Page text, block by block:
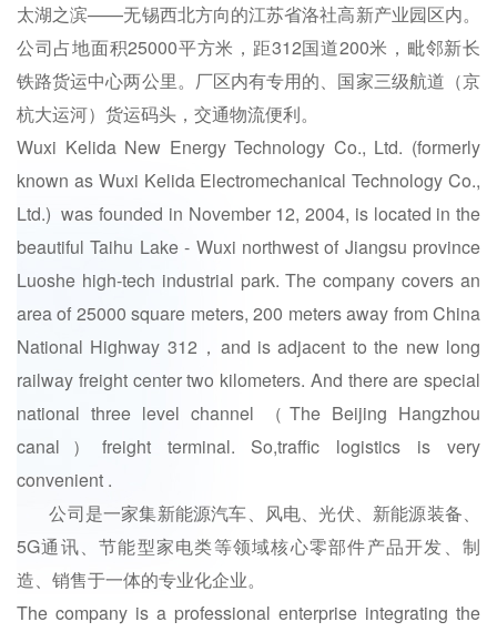
太湖之滨——无锡西北方向的江苏省洛社高新产业园区内。
公司占地面积25000平方米，距312国道200米，毗邻新长
铁路货运中心两公里。厂区内有专用的、国家三级航道（京
杭大运河）货运码头，交通物流便利。
Wuxi Kelida New Energy Technology Co., Ltd. (formerly
known as Wuxi Kelida Electromechanical Technology Co.,
Ltd.) was founded in November 12, 2004, is located in the
beautiful Taihu Lake - Wuxi northwest of Jiangsu province
Luoshe high-tech industrial park. The company covers an
area of 25000 square meters, 200 meters away from China
National Highway 312，and is adjacent to the new long
railway freight center two kilometers. And there are special
national three level channel （The Beijing Hangzhou
canal）freight terminal. So,traffic logistics is very
convenient .
公司是一家集新能源汽车、风电、光伏、新能源装备、
5G通讯、节能型家电类等领域核心零部件产品开发、制
造、销售于一体的专业化企业。
The company is a professional enterprise integrating the